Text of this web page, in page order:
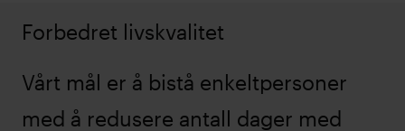
Forbedret livskvalitet
Vårt mål er å bistå enkeltpersoner
med å redusere antall dager med